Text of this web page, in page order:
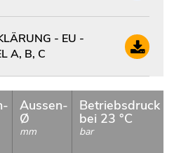
- EU -
A, B, C
Aussen-
Ø
mm
Betriebsdruck
bei 23 °C
bar